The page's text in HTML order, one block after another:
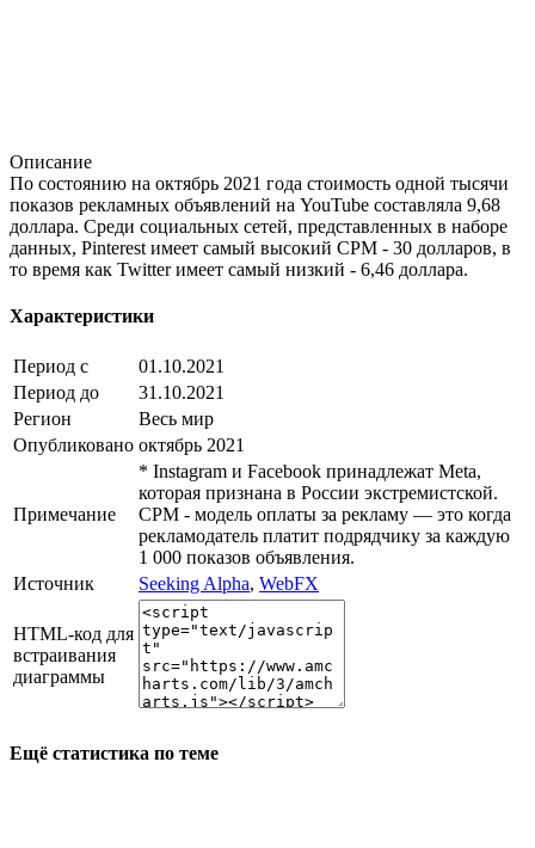
Описание
По состоянию на октябрь 2021 года стоимость одной тысячи
показов рекламных объявлений на YouTube составляла 9,68
доллара. Среди социальных сетей, представленных в наборе
данных, Pinterest имеет самый высокий CPM - 30 долларов, в
то время как Twitter имеет самый низкий - 6,46 доллара.
Характеристики
Период с
01.10.2021
Период до
31.10.2021
Регион
Весь мир
Опубликовано октябрь 2021
Примечание
* Instagram и Facebook принадлежат Meta,
которая признана в России экстремистской.
CPM - модель оплаты за рекламу — это когда
рекламодатель платит подрядчику за каждую
1 000 показов объявления.
Источник
Seeking Alpha, WebFX
HTML-код для
встраивания
диаграммы
Ещё статистика по теме